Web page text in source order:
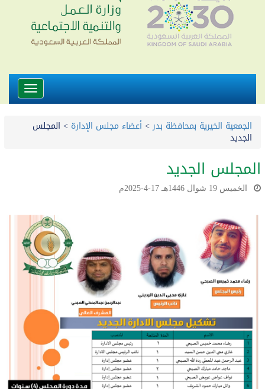
Toggle
الجمعية الخيرية بمحافظة بدر>أعضاء مجلس الإدارة > المجلس
الجديد
المجلس الجديد
الخميس 19 شوال 1446هـ 17-4-2025م